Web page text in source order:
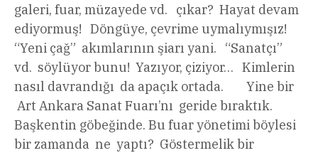
galeri, fuar, müzayede vd. çıkar? Hayat devam
ediyormuş! Döngüye, çevrime uymalıymışız!
“Yeni çağ” akımlarının şiarı yani. “Sanatçı”
vd. söylüyor bunu! Yazıyor, çiziyor… Kimlerin
nasıl davrandığı da apaçık ortada. Yine bir
Art Ankara Sanat Fuarı’nı geride bıraktık.
Başkentin göbeğinde. Bu fuar yönetimi böylesi
bir zamanda ne yaptı? Göstermelik bir